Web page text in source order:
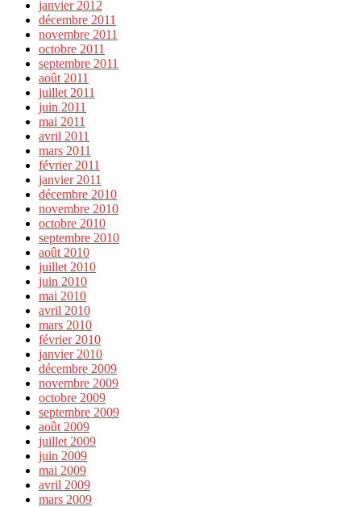
janvier 2012
décembre 2011
novembre 2011
octobre 2011
septembre 2011
août 2011
juillet 2011
juin 2011
mai 2011
avril 2011
mars 2011
février 2011
janvier 2011
décembre 2010
novembre 2010
octobre 2010
septembre 2010
août 2010
juillet 2010
juin 2010
mai 2010
avril 2010
mars 2010
février 2010
janvier 2010
décembre 2009
novembre 2009
octobre 2009
septembre 2009
août 2009
juillet 2009
juin 2009
mai 2009
avril 2009
mars 2009